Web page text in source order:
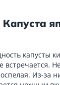
капусты
встречается.
Из-за